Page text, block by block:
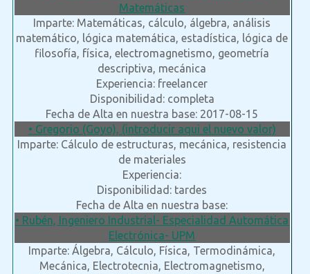
Matemáticas
Imparte: Matemáticas, cálculo, álgebra, análisis
matemático, lógica matemática, estadística, lógica de
filosofía, física, electromagnetismo, geometría
descriptiva, mecánica
Experiencia: freelancer
Disponibilidad: completa
Fecha de Alta en nuestra base: 2017-08-15
• Gregorio (Goyo), (introducir aqui el nuevo valor)
Imparte: Cálculo de estructuras, mecánica, resistencia
de materiales
Experiencia:
Disponibilidad: tardes
Fecha de Alta en nuestra base:
• Rubén, Ingeniero Industrial- Especialidad Automática
Electrónica- UPM
Imparte: Álgebra, Cálculo, Física, Termodinámica,
Mecánica, Electrotecnia, Electromagnetismo,